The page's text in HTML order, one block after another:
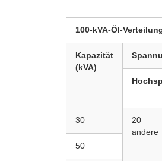
100-kVA-Öl-
Kapazität
(kVA)
30 20
andere
50